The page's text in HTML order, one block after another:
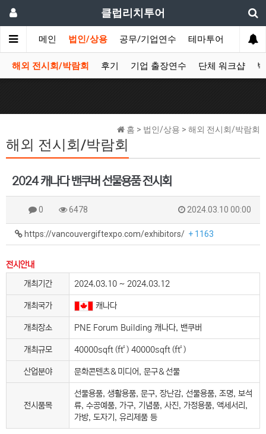
클럽리치투어
메인 법인/상용 공무/기업연수 테마투어 데이투
해외 전시회/박람회 후기 기업 출장연수 단체 워크샵
홈 > 법인/상용 > 해외 전시회/박람회
해외 전시회/박람회
2024 캐나다 밴쿠버 선물용품 전시회
0 6478 2024.03.10 00:00
https://vancouvergiftexpo.com/exhibitors/ + 1163
전시안내
개최기간
2024.03.10 ~ 2024.03.12
개최국가 캐나다
개최장소 PNE Forum Building 캐나다, 밴쿠버
개최규모 40000sqft (ft²) 40000sqft (ft²)
산업분야 문화콘텐츠＆미디어, 문구＆선물
전시품목
선물용품, 생활용품, 문구, 장난감, 선물용품, 조명, 보석
류, 수공예품, 가구, 기념품, 사진, 가정용품, 액세서리,
가방, 도자기, 유리제품 등